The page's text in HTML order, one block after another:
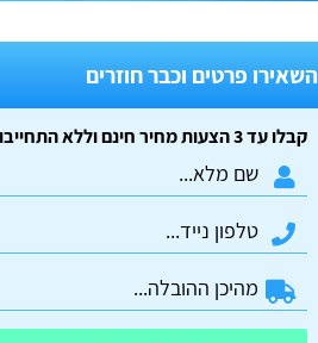
השאירו פרטים וכבר חוזרים
קבלו עד 3 הצעות מחיר חינם וללא התחייבות: